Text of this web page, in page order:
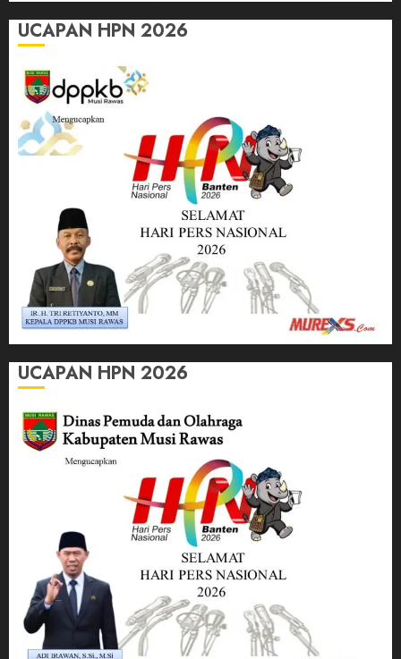
UCAPAN HPN 2026
UCAPAN HPN 2026